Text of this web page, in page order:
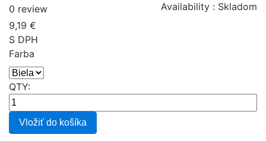
0 review
Availability : Skladom
9,19 €
S DPH
Farba
QTY:
Vložiť do košíka